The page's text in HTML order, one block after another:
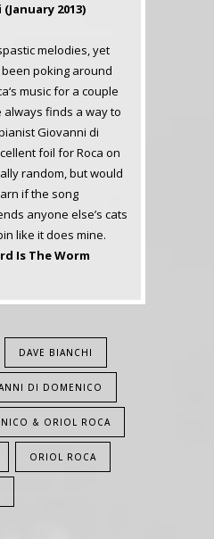
2013)
melodies, yet
poking around
music for a couple
finds a way to
Giovanni di
foil for Roca on
random, but would
if the song
anyone else’s cats
like it does mine.
Is The Worm
DAVE BIANCHI
DI DOMENICO
& ORIOL ROCA
ORIOL ROCA